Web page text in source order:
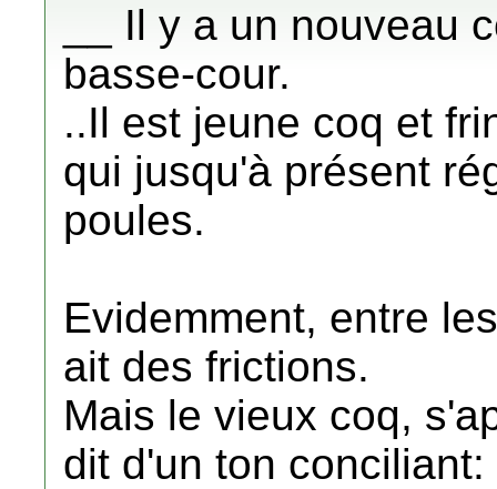
__ Il y a un nouveau
basse-cour.
..Il est jeune coq et
qui jusqu'à présent
poules.
Evidemment, entre
ait des frictions.
Mais le vieux coq,
dit d'un ton conciliant: